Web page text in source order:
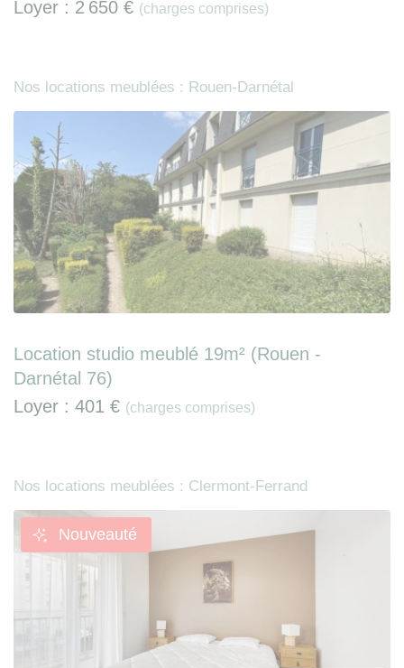
Loyer : 2 650 € (charges comprises)
Nos locations meublées : Rouen-Darnétal
Location studio meublé 19m² (Rouen -
Darnétal 76)
Loyer : 401 € (charges comprises)
Nos locations meublées : Clermont-Ferrand
Nouveauté